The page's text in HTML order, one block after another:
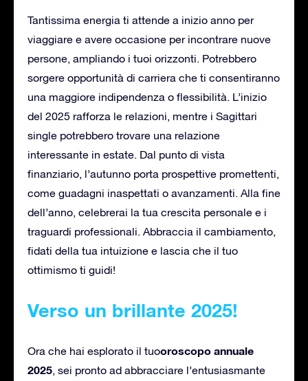
Tantissima energia ti attende a inizio anno per
viaggiare e avere occasione per incontrare nuove
persone, ampliando i tuoi orizzonti. Potrebbero
sorgere opportunità di carriera che ti consentiranno
una maggiore indipendenza o flessibilità. L’inizio
del 2025 rafforza le relazioni, mentre i Sagittari
single potrebbero trovare una relazione
interessante in estate. Dal punto di vista
finanziario, l’autunno porta prospettive promettenti,
come guadagni inaspettati o avanzamenti. Alla fine
dell’anno, celebrerai la tua crescita personale e i
traguardi professionali. Abbraccia il cambiamento,
fidati della tua intuizione e lascia che il tuo
ottimismo ti guidi!
Verso un brillante 2025!
Ora che hai esplorato il tuooroscopo annuale
2025, sei pronto ad abbracciare l’entusiasmante